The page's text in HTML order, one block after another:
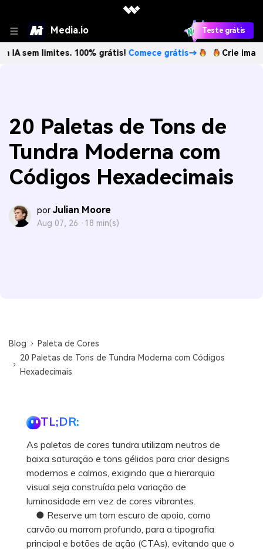
Media.io Teste grátis
limites. 100% grátis!Comece grátis→ Crie imagens com
20 Paletas de Tons de
Tundra Moderna com
Códigos Hexadecimais
por Julian Moore
Aug 07, 26 · 18 min(s)
Blog
Paleta de Cores
20 Paletas de Tons de Tundra Moderna com Códigos
Hexadecimais
TL;DR:
As paletas de cores tundra utilizam neutros de
baixa saturação e tons gélidos para criar designs
modernos e calmos, exigindo que a hierarquia
visual seja construída pela variação de
luminosidade em vez de cores vibrantes.
● Reserve um tom escuro de apoio, como
carvão ou marrom profundo, para a tipografia
principal e botões de ação (CTAs), evitando que o